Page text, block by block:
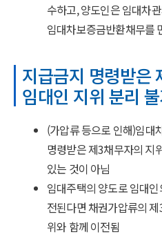
수하고, 양도인은 임대차
임대차보증금반환채무를
지급금지 명령받은
임대인 지위 분리
(가압류 등으로 인해)임대
명령받은 제3채무자의 지
있는 것이 아님
임대주택의 양도로 임대
전된다면 채권가압류의
위와 함께 이전됨